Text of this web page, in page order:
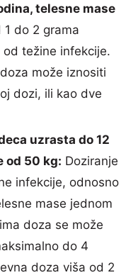
telesne mase
do 2 grama
težine infekcije.
može iznositi
dozi, ili kao dve
uzrasta do 12
od 50 kg: Doziranje
infekcije, odnosno
mase jednom
doza se može
do 4
doza viša od 2